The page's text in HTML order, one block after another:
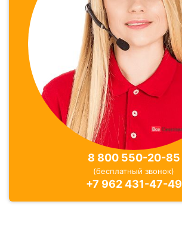
8 800 550-20-85
(бесплатный звонок)
+7 962 431-47-49